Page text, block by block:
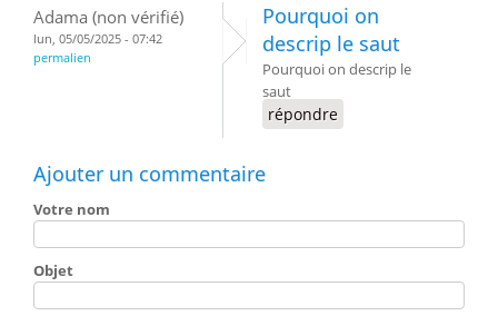
Adama (non vérifié)
lun, 05/05/2025 - 07:42
permalien
Pourquoi on
descrip le saut
Pourquoi on descrip le
saut
répondre
Ajouter un commentaire
Votre nom
Objet